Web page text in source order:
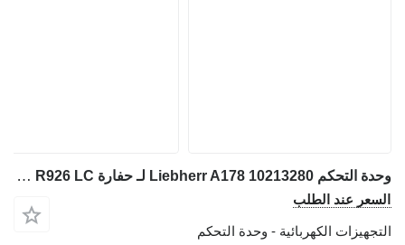
وحدة التحكم Liebherr A178 10213280 لـ حفارة Liebherr R926 LC
السعر عند الطلب
التجهيزات الكهربائية - وحدة التحكم